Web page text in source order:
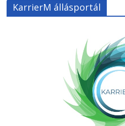
KarrierM állásportál